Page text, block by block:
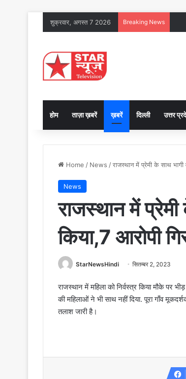
शुक्रवार, अगस्त 7 2026 Breaking News
होम ताज़ा ख़बरें ख़बरें दिल्ली उत्तर
Home / News /राजस्थान में प्रेमी के साथ भागी
News
राजस्थान में प्रेमी
किया,7 आरोपी
StarNewsHindi सितम्बर 2, 2023
राजस्थान में महिला को निर्वस्त्र किया मौके पर
की महिलाओं ने भी साथ नहीं दिया. पूरा गाँव
तलाश जारी है।